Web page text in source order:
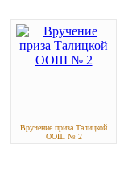
Вручение приза Талицкой
ООШ № 2